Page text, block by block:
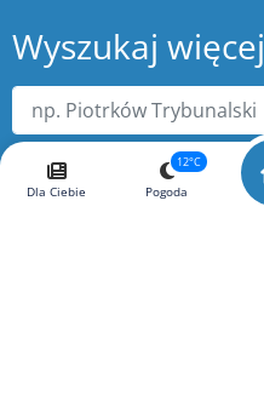
Wyszukaj więcej
Dla Ciebie
12°C
Pogoda